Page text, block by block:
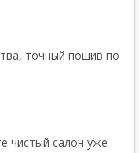
точный пошив по
чистый салон уже